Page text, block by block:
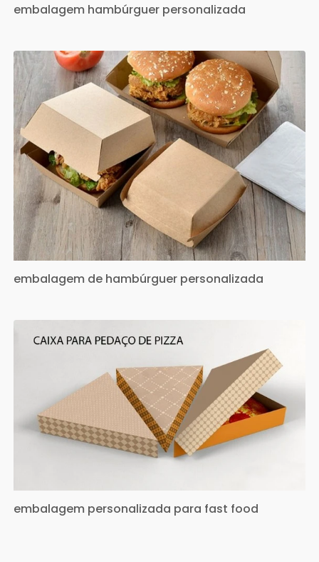
embalagem hambúrguer personalizada
embalagem de hambúrguer personalizada
embalagem personalizada para fast food